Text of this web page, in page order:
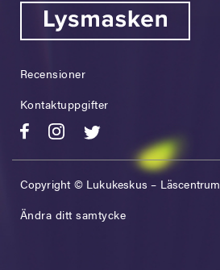
Recensioner
Kontaktuppgifter
Copyright © Lukukeskus – Läscentrum
Ändra ditt samtycke